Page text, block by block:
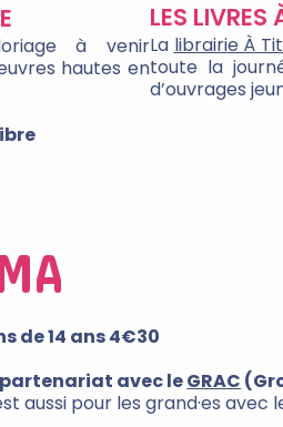
à venir
hautes en
LES LIVRES
La librairie À
toute la
d’ouvrages
de 14 ans 4€30
avec leGRAC
aussi pour les grand·es